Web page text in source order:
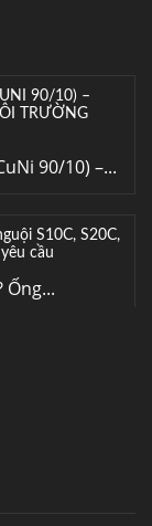
S10C, S20C,
cầu
Ống...
A cung cấp cho
nhà
kim 625 mới
chịu